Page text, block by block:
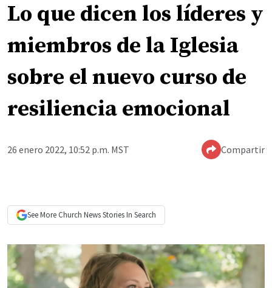
Lo que dicen los líderes y
miembros de la Iglesia
sobre el nuevo curso de
resiliencia emocional
26 enero 2022, 10:52 p.m. MST Compartir
See More Church NewsStories In Search